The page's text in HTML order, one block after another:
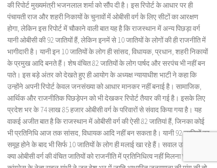
की रिपोर्ट मुख्यमंत्री भजनलाल शर्मा को सौंप दी है। इस रिपोर्ट के आधार पर ही
पंचायती राज और शहरी निकायों के चुनावों में ओबीसी वर्ग के लिए सीटों का आरक्षण
होगा, लेकिन इस रिपोर्ट में चौकाने वाली बात यह है कि राजस्थान में अन्य पिछड़ा वर्ग
यानी ओबीसी की 92 जातियों हैं, लेकिन इनमें से 10 जातियों के लोगों की ही राजनीति में
भागीदारी है। यानी इन 10 जातियों के लोग ही सांसद, विधायक, प्रधान, शहरी निकायों
के प्रमुख आदि बनते हैं। शेष वंचित 82 जातियों के लोग पार्षद और सरपंच भी नहीं बन
पाते। इस बड़े अंतर को देखते हुए ही आयोग के अध्यक्ष न्यायाधीश भाटी ने कहा कि
उन्होंने अपनी रिपोर्ट केवल जनसंख्या को आधार मानकर नहीं बनाई है। सामाजिक,
आर्थिक और राजनीतिक पिछड़ेपन को भी देखकर रिपोर्ट तैयार की गई है। इसके लिए
प्रदेश भर के 74 लाख 85 हजार ओबीसी वर्ग के परिवारों से संवाद किया गया है। यह
वाकई अजीत बात है कि राजस्थान में ओबीसी वर्ग की ऐसी 82 जातियां हैं, जिनका कोई
भी प्रतिनिधि आज तक सांसद, विधायक आदि नहीं बन सकता है। यानी 92 जातियों का
समूह होने के बाद भी सिर्फ 10 जातियों के लोग ही मलाई खा रहे हैं। सवाल उठता है कि
क्या ओबीसी वर्ग की वंचित जातियों को राजनीति में प्रतिनिधित्व नहीं मिलना चाहिए?